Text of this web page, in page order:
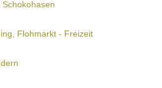
Flohmarkt - Freizeit